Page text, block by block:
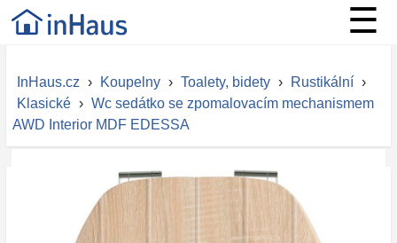
☰
InHaus.cz › Koupelny › Toalety, bidety › Rustikální ›
Klasické › Wc sedátko se zpomalovacím mechanismem
AWD Interior MDF EDESSA